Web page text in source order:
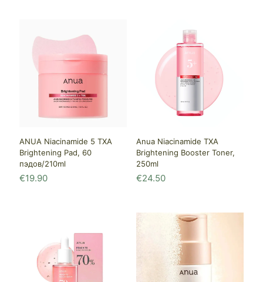
ANUA Niacinamide 5 TXA
Brightening Pad, 60
пэдов/210ml
€19.90
Anua Niacinamide TXA
Brightening Booster Toner,
250ml
€24.50